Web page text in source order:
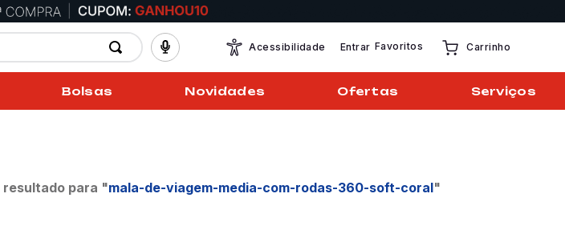
Acessibilidade Entrar Favoritos Carrinho
Bolsas Novidades Ofertas Serviços
resultado para "mala-de-viagem-media-com-rodas-360-soft-coral"